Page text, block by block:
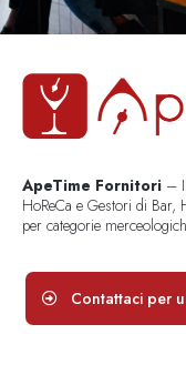
ApeTime Fornitori –
HoReCa e Gestori di Bar,
per categorie
Contattaci per